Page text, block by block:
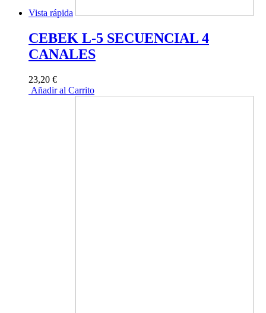
Vista rápida
CEBEK L-5 SECUENCIAL 4
CANALES
23,20 €
Añadir al Carrito